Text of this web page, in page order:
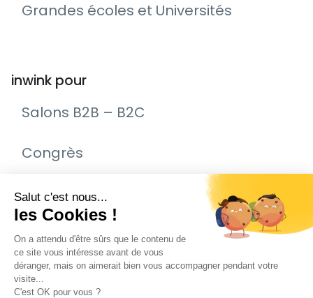
Grandes écoles et Universités
inwink pour
Salons B2B – B2C
Congrès
Remise de prix – Awards
Journée Portes Ouvertes (JPO)